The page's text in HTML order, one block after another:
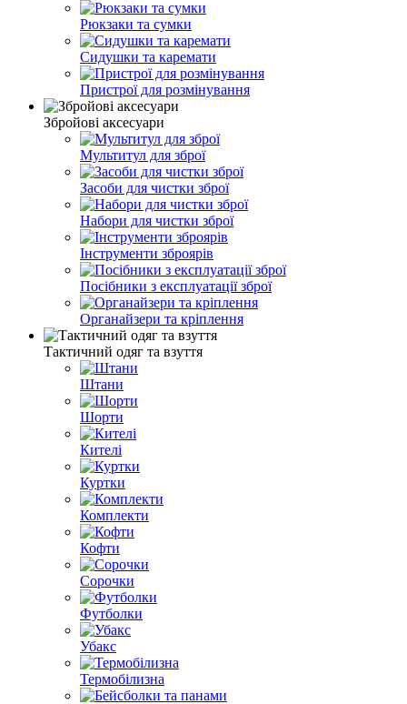
Рюкзаки та сумки
Сидушки та каремати
Пристрої для розмінування
Збройові аксесуари
Мультитул для зброї
Засоби для чистки зброї
Набори для чистки зброї
Інструменти зброярів
Посібники з експлуатації зброї
Органайзери та кріплення
Тактичний одяг та взуття
Штани
Шорти
Кителі
Куртки
Комплекти
Кофти
Сорочки
Футболки
Убакс
Термобілизна